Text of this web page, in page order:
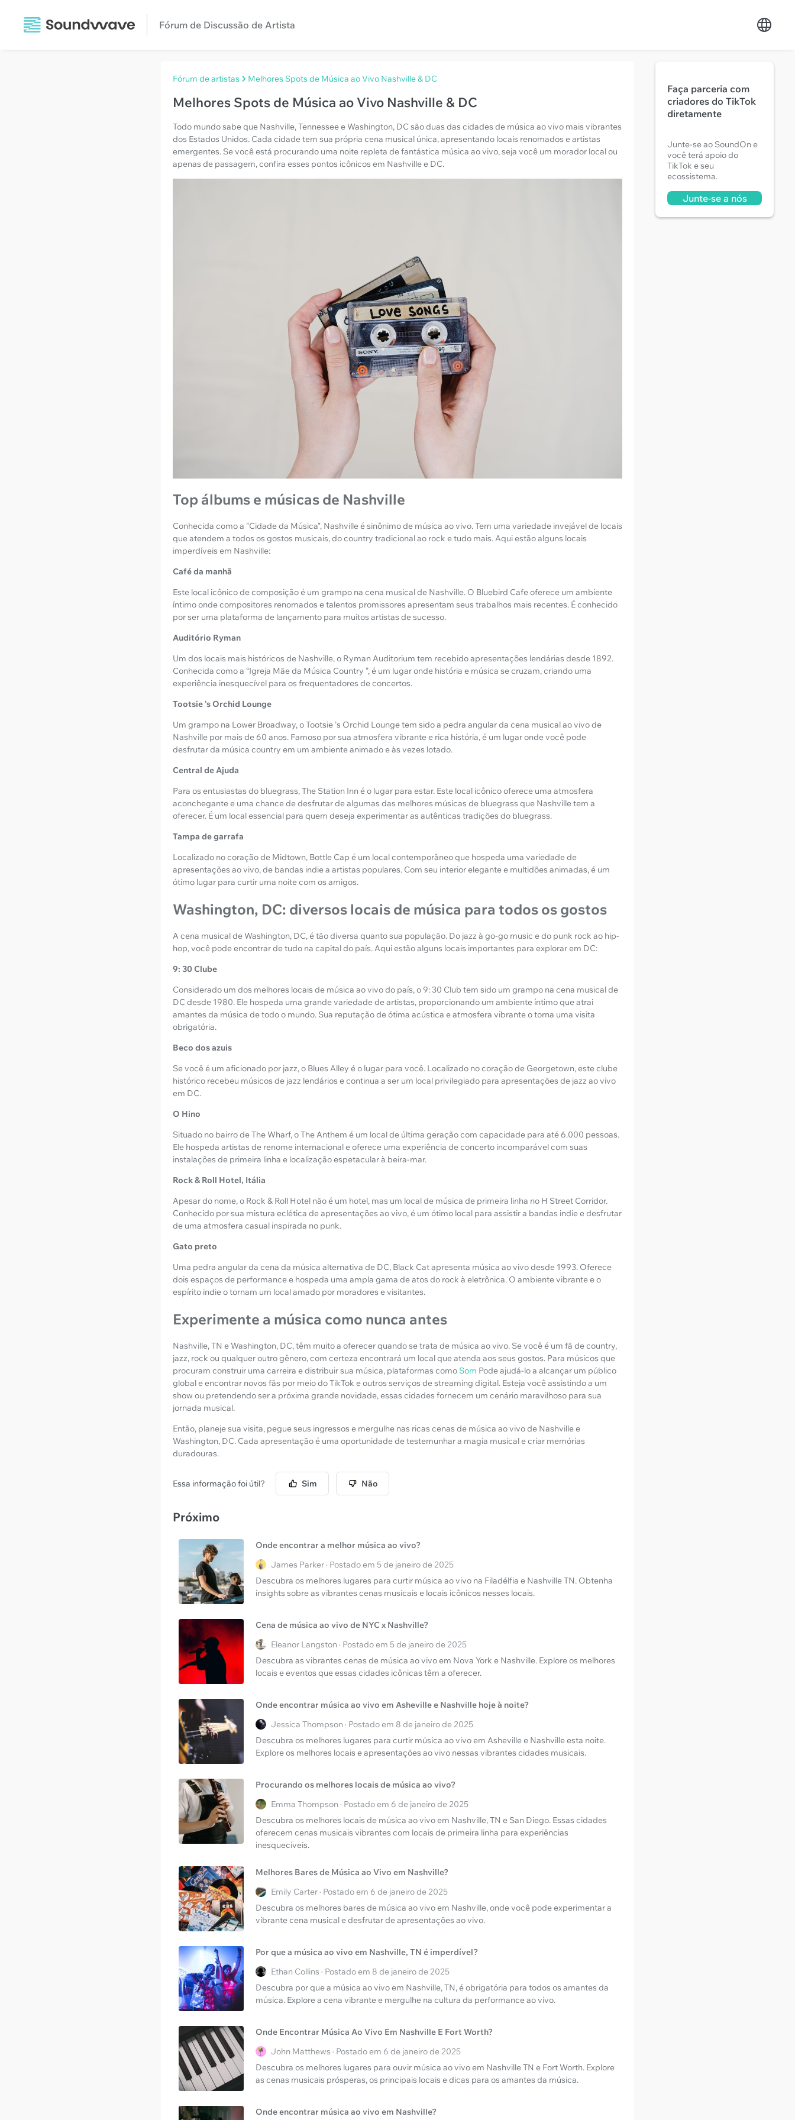
Fórum de Discussão de Artista
Fórum de artistas Melhores Spots de Música ao Vivo Nashville & DC
Melhores Spots de Música ao Vivo Nashville & DC
Todo mundo sabe que Nashville, Tennessee e Washington, DC são duas das cidades de música ao vivo mais vibrantes
dos Estados Unidos. Cada cidade tem sua própria cena musical única, apresentando locais renomados e artistas
emergentes. Se você está procurando uma noite repleta de fantástica música ao vivo, seja você um morador local ou
apenas de passagem, confira esses pontos icônicos em Nashville e DC.
Top álbums e músicas de Nashville
Conhecida como a "Cidade da Música", Nashville é sinônimo de música ao vivo. Tem uma variedade invejável de locais
que atendem a todos os gostos musicais, do country tradicional ao rock e tudo mais. Aqui estão alguns locais
imperdíveis em Nashville:
Café da manhã
Este local icônico de composição é um grampo na cena musical de Nashville. O Bluebird Cafe oferece um ambiente
íntimo onde compositores renomados e talentos promissores apresentam seus trabalhos mais recentes. É conhecido
por ser uma plataforma de lançamento para muitos artistas de sucesso.
Auditório Ryman
Um dos locais mais históricos de Nashville, o Ryman Auditorium tem recebido apresentações lendárias desde 1892.
Conhecida como a “Igreja Mãe da Música Country ”, é um lugar onde história e música se cruzam, criando uma
experiência inesquecível para os frequentadores de concertos.
Tootsie 's Orchid Lounge
Um grampo na Lower Broadway, o Tootsie 's Orchid Lounge tem sido a pedra angular da cena musical ao vivo de
Nashville por mais de 60 anos. Famoso por sua atmosfera vibrante e rica história, é um lugar onde você pode
desfrutar da música country em um ambiente animado e às vezes lotado.
Central de Ajuda
Para os entusiastas do bluegrass, The Station Inn é o lugar para estar. Este local icônico oferece uma atmosfera
aconchegante e uma chance de desfrutar de algumas das melhores músicas de bluegrass que Nashville tem a
oferecer. É um local essencial para quem deseja experimentar as autênticas tradições do bluegrass.
Tampa de garrafa
Localizado no coração de Midtown, Bottle Cap é um local contemporâneo que hospeda uma variedade de
apresentações ao vivo, de bandas indie a artistas populares. Com seu interior elegante e multidões animadas, é um
ótimo lugar para curtir uma noite com os amigos.
Washington, DC: diversos locais de música para todos os gostos
A cena musical de Washington, DC, é tão diversa quanto sua população. Do jazz à go-go music e do punk rock ao hip-
hop, você pode encontrar de tudo na capital do país. Aqui estão alguns locais importantes para explorar em DC:
9: 30 Clube
Considerado um dos melhores locais de música ao vivo do país, o 9: 30 Club tem sido um grampo na cena musical de
DC desde 1980. Ele hospeda uma grande variedade de artistas, proporcionando um ambiente íntimo que atrai
amantes da música de todo o mundo. Sua reputação de ótima acústica e atmosfera vibrante o torna uma visita
obrigatória.
Beco dos azuis
Se você é um aficionado por jazz, o Blues Alley é o lugar para você. Localizado no coração de Georgetown, este clube
histórico recebeu músicos de jazz lendários e continua a ser um local privilegiado para apresentações de jazz ao vivo
em DC.
O Hino
Situado no bairro de The Wharf, o The Anthem é um local de última geração com capacidade para até 6.000 pessoas.
Ele hospeda artistas de renome internacional e oferece uma experiência de concerto incomparável com suas
instalações de primeira linha e localização espetacular à beira-mar.
Rock & Roll Hotel, Itália
Apesar do nome, o Rock & Roll Hotel não é um hotel, mas um local de música de primeira linha no H Street Corridor.
Conhecido por sua mistura eclética de apresentações ao vivo, é um ótimo local para assistir a bandas indie e desfrutar
de uma atmosfera casual inspirada no punk.
Gato preto
Uma pedra angular da cena da música alternativa de DC, Black Cat apresenta música ao vivo desde 1993. Oferece
dois espaços de performance e hospeda uma ampla gama de atos do rock à eletrônica. O ambiente vibrante e o
espírito indie o tornam um local amado por moradores e visitantes.
Experimente a música como nunca antes
Nashville, TN e Washington, DC, têm muito a oferecer quando se trata de música ao vivo. Se você é um fã de country,
jazz, rock ou qualquer outro gênero, com certeza encontrará um local que atenda aos seus gostos. Para músicos que
procuram construir uma carreira e distribuir sua música, plataformas como Som Pode ajudá-lo a alcançar um público
global e encontrar novos fãs por meio do TikTok e outros serviços de streaming digital. Esteja você assistindo a um
show ou pretendendo ser a próxima grande novidade, essas cidades fornecem um cenário maravilhoso para sua
jornada musical.
Então, planeje sua visita, pegue seus ingressos e mergulhe nas ricas cenas de música ao vivo de Nashville e
Washington, DC. Cada apresentação é uma oportunidade de testemunhar a magia musical e criar memórias
duradouras.
Essa informação foi útil? Sim Não
Próximo
Onde encontrar a melhor música ao vivo?
James Parker · Postado em 5 de janeiro de 2025
Descubra os melhores lugares para curtir música ao vivo na Filadélfia e Nashville TN. Obtenha
insights sobre as vibrantes cenas musicais e locais icônicos nesses locais.
Cena de música ao vivo de NYC x Nashville?
Eleanor Langston · Postado em 5 de janeiro de 2025
Descubra as vibrantes cenas de música ao vivo em Nova York e Nashville. Explore os melhores
locais e eventos que essas cidades icônicas têm a oferecer.
Onde encontrar música ao vivo em Asheville e Nashville hoje à noite?
Jessica Thompson · Postado em 8 de janeiro de 2025
Descubra os melhores lugares para curtir música ao vivo em Asheville e Nashville esta noite.
Explore os melhores locais e apresentações ao vivo nessas vibrantes cidades musicais.
Procurando os melhores locais de música ao vivo?
Emma Thompson · Postado em 6 de janeiro de 2025
Descubra os melhores locais de música ao vivo em Nashville, TN e San Diego. Essas cidades
oferecem cenas musicais vibrantes com locais de primeira linha para experiências
inesquecíveis.
Melhores Bares de Música ao Vivo em Nashville?
Emily Carter · Postado em 6 de janeiro de 2025
Descubra os melhores bares de música ao vivo em Nashville, onde você pode experimentar a
vibrante cena musical e desfrutar de apresentações ao vivo.
Por que a música ao vivo em Nashville, TN é imperdível?
Ethan Collins · Postado em 8 de janeiro de 2025
Descubra por que a música ao vivo em Nashville, TN, é obrigatória para todos os amantes da
música. Explore a cena vibrante e mergulhe na cultura da performance ao vivo.
Onde Encontrar Música Ao Vivo Em Nashville E Fort Worth?
John Matthews · Postado em 6 de janeiro de 2025
Descubra os melhores lugares para ouvir música ao vivo em Nashville TN e Fort Worth. Explore
as cenas musicais prósperas, os principais locais e dicas para os amantes da música.
Onde encontrar música ao vivo em Nashville?
Faça parceria com
criadores do TikTok
diretamente
Junte-se ao SoundOn e
você terá apoio do
TikTok e seu
ecossistema.
Junte-se a nós